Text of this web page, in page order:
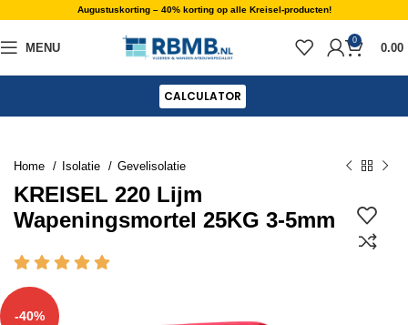
Augustuskorting – 40% korting op alle Kreisel-producten!
MENU
0
0.00
CALCULATOR
Home Isolatie Gevelisolatie
KREISEL 220 Lijm
Wapeningsmortel 25KG 3-5mm
-40%